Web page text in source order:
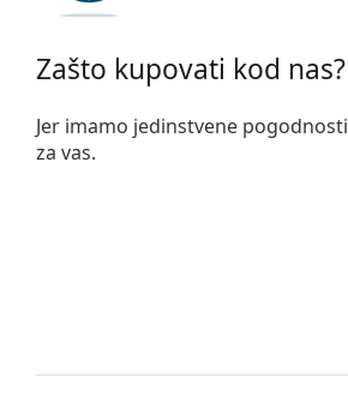
Zašto kupovati kod nas?
Jer imamo jedinstvene pogodnosti
za vas.